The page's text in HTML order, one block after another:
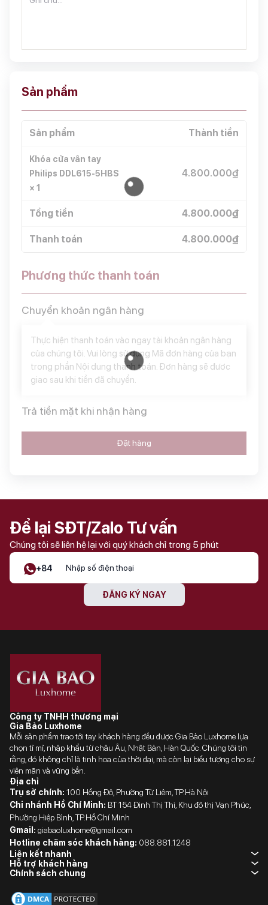
Sản phẩm
Sản phẩm Thành tiền
Khóa cửa vân tay
Philips DDL615-5HBS
× 1
4.800.000₫
Tổng tiền 4.800.000₫
Thanh toán 4.800.000₫
Phương thức thanh toán
Chuyển khoản ngân hàng
Thực hiện thanh toán vào ngay tài khoản ngân hàng
của chúng tôi. Vui lòng sử dụng Mã đơn hàng của bạn
trong phần Nội dung thanh toán. Đơn hàng sẽ đươc
giao sau khi tiền đã chuyển.
Trả tiền mặt khi nhận hàng
Đặt hàng
Để lại SĐT/Zalo Tư vấn
Chúng tôi sẽ liên hệ lại với quý khách chỉ trong 5 phút
+84
ĐĂNG KÝ NGAY
Công ty TNHH thương mại
Gia Bảo Luxhome
Mỗi sản phẩm trao tới tay khách hàng đều được Gia Bảo Luxhome lựa
chọn tỉ mỉ, nhập khẩu từ châu Âu, Nhật Bản, Hàn Quốc. Chúng tôi tin
rằng, đó không chỉ là tinh hoa của thời đại, mà còn lại biểu tượng cho sự
viên mãn và vững bền.
Địa chỉ
Trụ sở chính: 100 Hồng Đô, Phường Từ Liêm, TP.Hà Nội
Chi nhánh Hồ Chí Minh: BT 154 Đinh Thị Thi, Khu đô thị Vạn Phúc,
Phường Hiệp Bình, TP.Hồ Chí Minh
Gmail: giabaoluxhome@gmail.com
Hotline chăm sóc khách hàng: 088.881.1248
Liên kết nhanh
Hỗ trợ khách hàng
Chính sách chung